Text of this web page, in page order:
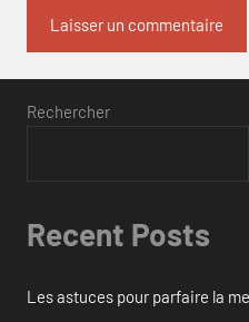
Rechercher
Recent Posts
Les astuces pour parfaire la